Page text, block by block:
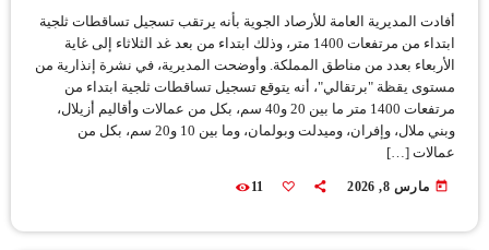
أفادت المديرية العامة للأرصاد الجوية بأنه يرتقب تسجيل تساقطات ثلجية
ابتداء من مرتفعات 1400 متر، وذلك ابتداء من بعد غد الثلاثاء إلى غاية
الأربعاء بعدد من مناطق المملكة. وأوضحت المديرية، في نشرة إنذارية من
مستوى يقظة "برتقالي"، أنه يتوقع تسجيل تساقطات ثلجية ابتداء من
مرتفعات 1400 متر ما بين 20 و40 سم، بكل من عمالات وأقاليم أزيلال،
وبني ملال، وإفران، وميدلت وبولمان، وما بين 10 و20 سم، بكل من
عمالات […]
today مارس 8, 2026 11